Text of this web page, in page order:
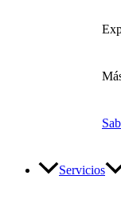
Servicios